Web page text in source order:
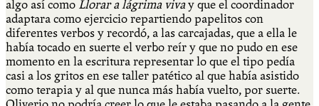
algo así como Llorar a lágrima vivay que el coordinador
adaptara como ejercicio repartiendo papelitos con
diferentes verbos y recordó, a las carcajadas, que a ella le
había tocado en suerte el verbo reír y que no pudo en ese
momento en la escritura representar lo que el tipo pedía
casi a los gritos en ese taller patético al que había asistido
como terapia y al que nunca más había vuelto, por suerte.